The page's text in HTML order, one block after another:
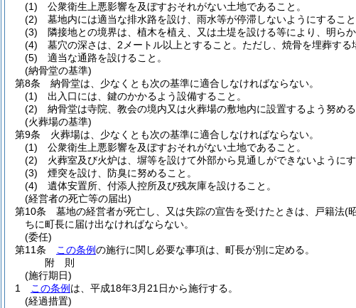
(1)
公衆衛生上悪影響を及ぼすおそれがない土地であること。
(2)
墓地内には適当な排水路を設け、雨水等が停滞しないようにすること
(3)
隣接地との境界は、植木を植え、又は土堤を設ける等により、明らか
(4)
墓穴の深さは、2メートル以上とすること。 ただし、焼骨を埋葬する
(5)
適当な通路を設けること。
(納骨堂の基準)
第8条
納骨堂は、少なくとも次の基準に適合しなければならない。
(1)
出入口には、鍵のかかるよう設備すること。
(2)
納骨堂は寺院、教会の境内又は火葬場の敷地内に設置するよう努める
(火葬場の基準)
第9条
火葬場は、少なくとも次の基準に適合しなければならない。
(1)
公衆衛生上悪影響を及ぼすおそれがない土地であること。
(2)
火葬室及び火炉は、塀等を設けて外部から見通しができないようにす
(3)
煙突を設け、防臭に努めること。
(4)
遺体安置所、付添人控所及び残灰庫を設けること。
(経営者の死亡等の届出)
第10条
墓地の経営者が死亡し、又は失踪の宣告を受けたときは、戸籍法(
ちに町長に届け出なければならない。
(委任)
第11条
この条例の施行に関し必要な事項は、町長が別に定める。
附 則
(施行期日)
1
この条例 は、平成18年3月21日から施行する。
(経過措置)